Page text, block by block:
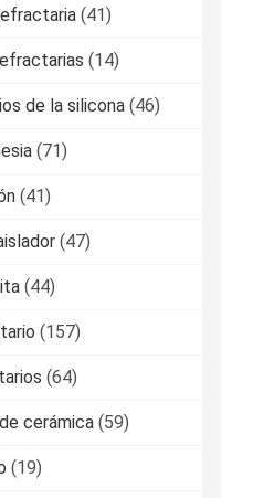
(41)
(14)
de la silicona (46)
(71)
(41)
(47)
(44)
(157)
(64)
cerámica (59)
(19)